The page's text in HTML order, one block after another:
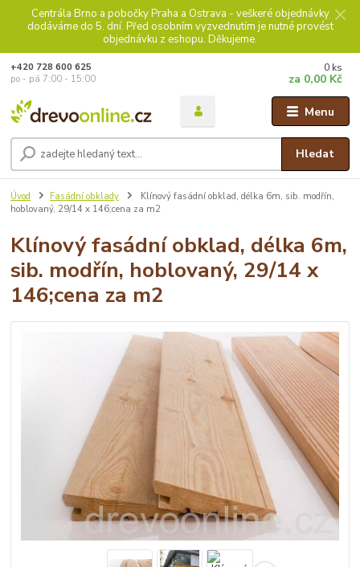
Centrála Brno a pobočky Praha a Ostrava - veškeré objednávky
dodáváme do 5. dní. Před osobním vyzvednutím je nutné provést
objednávku z eshopu. Děkujeme.
Menu
Hledat
+420 728 600 625
po - pá 7:00 - 15:00
0 ks
za 0,00 Kč
Úvod Fasádní obklady
Klínový fasádní obklad, délka 6m, sib. modřín,
hoblovaný, 29/14 x 146;cena za m2
Klínový fasádní obklad, délka 6m,
sib. modřín, hoblovaný, 29/14 x
146;cena za m2